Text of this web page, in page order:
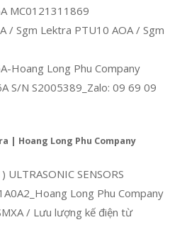
MC0121311869
/ Sgm Lektra PTU10 AOA / Sgm
Hoang Long Phu Company
S/N S2005389_Zalo: 09 69 09
| Hoang Long Phu Company
SENSORS
Long Phu Company
/ Lưu lượng kế điện từ